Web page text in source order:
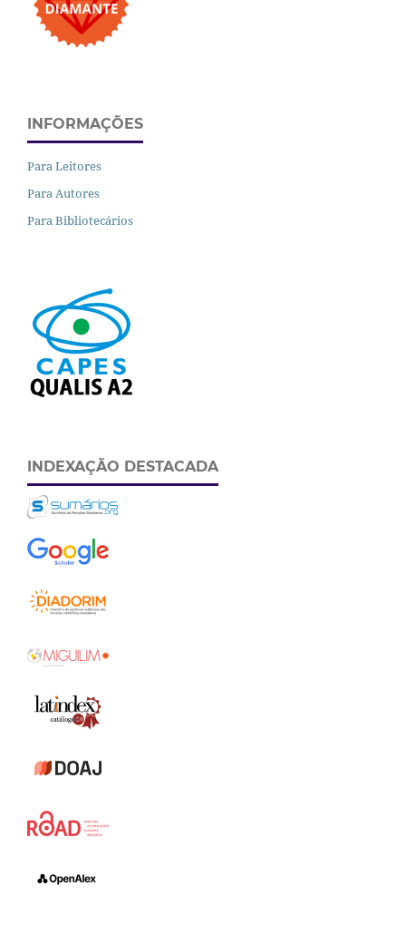
INFORMAÇÕES
Para Leitores
Para Autores
Para Bibliotecários
INDEXAÇÃO DESTACADA